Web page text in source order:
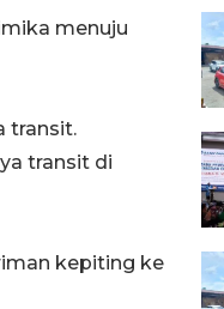
menuju
transit.
transit di
kepiting ke